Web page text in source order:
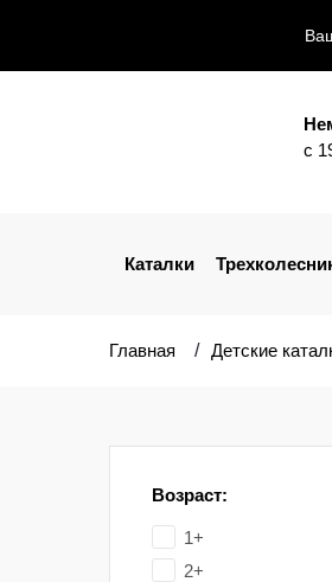
с
Каталки
Главная Детские
Возраст:
1+
2+